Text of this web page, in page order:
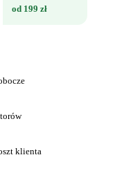
od 199 zł
klienta